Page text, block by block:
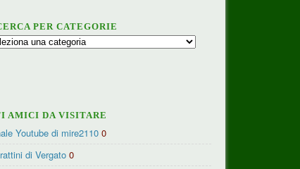
PER CATEGORIE
AMICI DA VISITARE
Youtube di mire2110 0
di Vergato 0